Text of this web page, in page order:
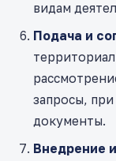
видам
Подача и
запросы,
документы.
Внедрение